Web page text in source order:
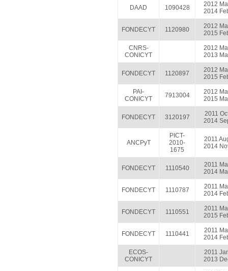
DAAD 1090428
2012
2014
FONDECYT 1120980
2012
2015
CNRS-
CONICYT
2012
2013
FONDECYT 1120897
2012
2015
PAI-
CONICYT
7913004
2012
2015
FONDECYT 3120197
2011
2014
ANCPyT
PICT-
2010-
1675
2011
2014
FONDECYT 1110540
2011
2014
FONDECYT 1110787
2011
2014
FONDECYT 1110551
2011
2015
FONDECYT 1110441
2011
2014
ECOS-
CONICYT
2011
2013